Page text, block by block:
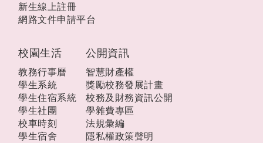
校園生活
教務行事曆
學生系統
學生住宿系統
學生社團
校車時刻
學生宿舍
公開資訊
智慧財產權
獎勵校務發展計畫
校務及財務資訊公開
學雜費專區
法規彙編
隱私權政策聲明
新生線上註冊
網路文件申請平台